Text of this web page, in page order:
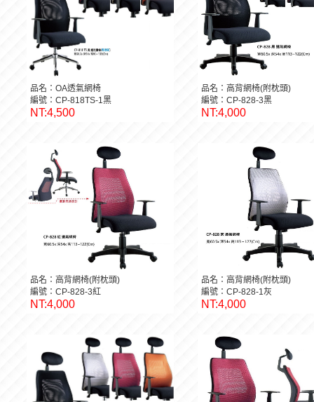
品名：OA透氣網椅
編號：CP-818TS-1黑
NT:4,500
品名：高背網椅(附枕頭)
編號：CP-828-3黑
NT:4,000
品名：高背網椅(附枕頭)
編號：CP-828-3紅
NT:4,000
品名：高背網椅(附枕頭)
編號：CP-828-1灰
NT:4,000